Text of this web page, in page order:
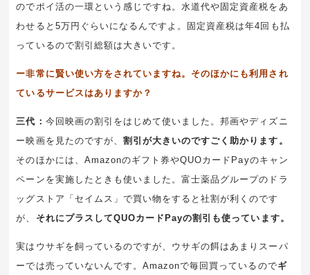
のでポイ活の一環という感じですね。水道代や固定資産税をあ
わせると5万円ぐらいになるんですよ。固定資産税は年4回も払
っているので割引総額は大きいです。
ー非常に賢い使い方をされていますね。そのほかにも利用され
ているサービスはありますか？
三代： 今回映画の割引をはじめて使いました。邦画やディズニ
ー映画を見たのですが、 割引が大きいのですごく助かります。
そのほかには、Amazonのギフト券やQUOカードPayのキャン
ペーンを実施したときも使いました。富士薬品グループのドラ
ッグストア「セイムス」で買い物をすると社割が利くのです
が、 それにプラスしてQUOカードPayの割引も使っています。
実はウサギを飼っているのですが、ウサギの餌はあまりスーパ
ーでは売っていないんです。Amazonで毎回買っているのでギ